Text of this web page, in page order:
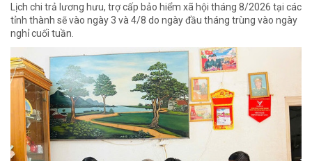
Lịch chi trả lương hưu, trợ cấp bảo hiểm xã hội tháng 8/2026 tại các
tỉnh thành sẽ vào ngày 3 và 4/8 do ngày đầu tháng trùng vào ngày
nghỉ cuối tuần.